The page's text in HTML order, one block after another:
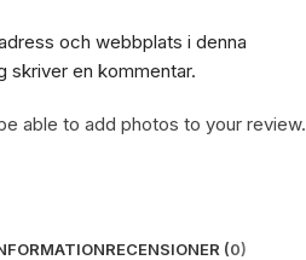
och webbplats i denna
skriver en kommentar.
able to add photos to your review.
RECENSIONER (0)